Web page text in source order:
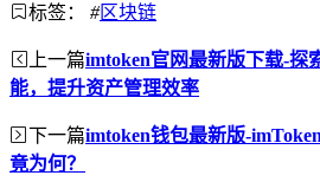
标签： #区块链
上一篇imtoken官网最新版下载-探
能，提升资产管理效率
下一篇imtoken钱包最新版-
竟为何？